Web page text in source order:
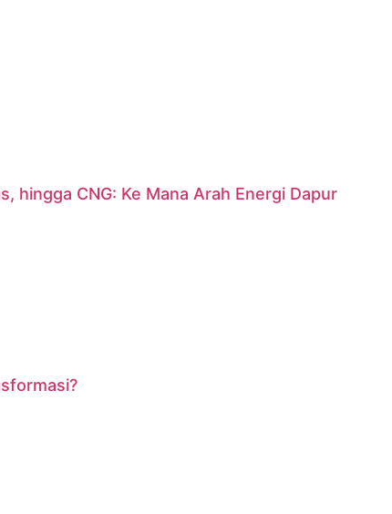
hingga CNG: Ke Mana Arah Energi Dapur